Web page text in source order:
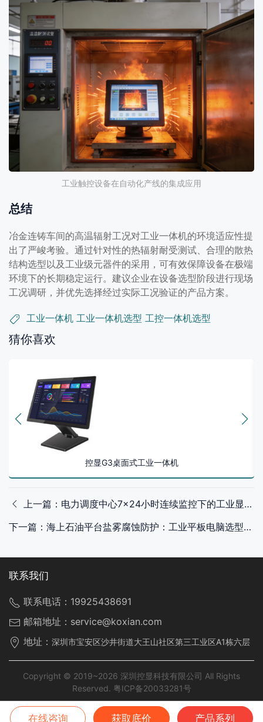
工业触控设备在自动化产线的集成应用
总结
冶金连铸车间的高温辐射工况对工业一体机的环境适应性提
出了严峻考验。通过针对性的热辐射耐受测试、合理的散热
结构选型以及工业级元器件的采用，可有效保障设备在极端
环境下的长期稳定运行。建议企业在设备选型阶段进行现场
工况调研，并优先选择经过实际工况验证的产品方案。
工业一体机 工业一体机选型 工控一体机选型
猜你喜欢
控显G3桌面式工业一体机
上一篇：电力调度中心7×24小时连续监控下的工业显示器部署
下一篇：海上石油平台盐雾腐蚀防护：工业平板电脑选型要点
联系我们
联系电话： 19925438691
邮箱地址： service@koxian.com
地址： 深圳市宝安区沙井街道大王山社区第三工业区A1栋六层
Copyright © 2019~2026 深圳控显科技有限公司 All Rights
Reserved. 粤ICP备20033281号
在线咨询 获取底价 产品系列